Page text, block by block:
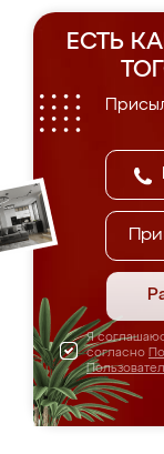
ЕСТЬ
Я
согласно